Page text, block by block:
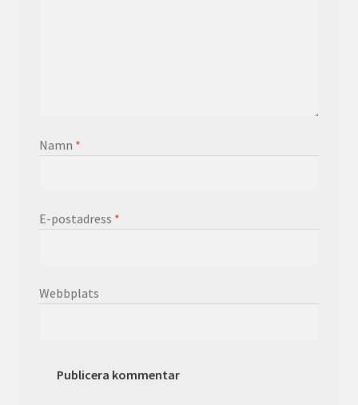
Namn *
E-postadress *
Webbplats